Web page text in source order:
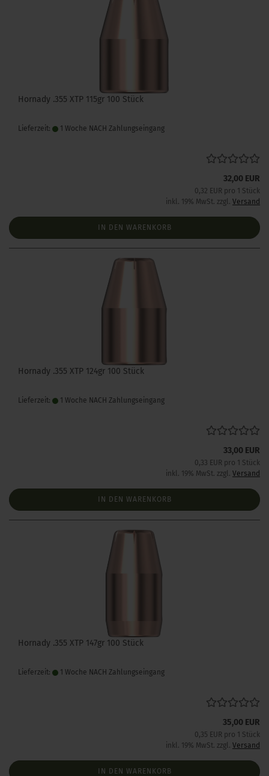
Hornady .355 XTP 115gr 100 Stück
Lieferzeit: 1 Woche NACH Zahlungseingang
32,00 EUR
0,32 EUR pro 1 Stück
inkl. 19% MwSt. zzgl. Versand
IN DEN WARENKORB
Hornady .355 XTP 124gr 100 Stück
Lieferzeit: 1 Woche NACH Zahlungseingang
33,00 EUR
0,33 EUR pro 1 Stück
inkl. 19% MwSt. zzgl. Versand
IN DEN WARENKORB
Hornady .355 XTP 147gr 100 Stück
Lieferzeit: 1 Woche NACH Zahlungseingang
35,00 EUR
0,35 EUR pro 1 Stück
inkl. 19% MwSt. zzgl. Versand
IN DEN WARENKORB